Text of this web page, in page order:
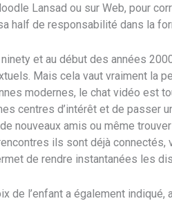
Lansad ou sur Web, pour
half de responsabilité dans la
et au début des années
Mais cela vaut vraiment la
modernes, le chat vidéo est
centres d’intérêt et de passer
nouveaux amis ou même
ils sont déjà connectés,
de rendre instantanées les
de l’enfant a également